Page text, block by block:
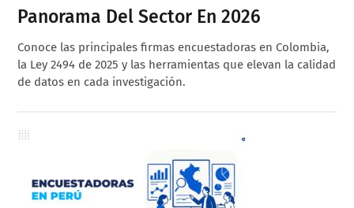
Panorama Del Sector En 2026
Conoce las principales firmas encuestadoras en Colombia,
la Ley 2494 de 2025 y las herramientas que elevan la calidad
de datos en cada investigación.